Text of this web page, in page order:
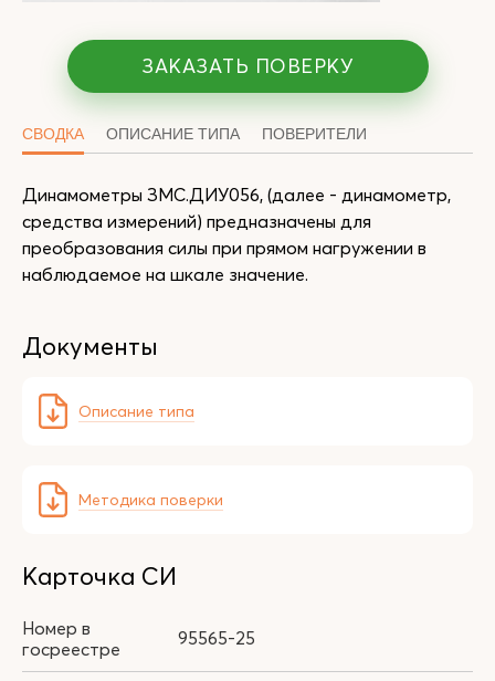
ЗАКАЗАТЬ ПОВЕРКУ
СВОДКА ОПИСАНИЕ ТИПА ПОВЕРИТЕЛИ
Динамометры ЗМС.ДИУ056, (далее - динамометр,
средства измерений) предназначены для
преобразования силы при прямом нагружении в
наблюдаемое на шкале значение.
Документы
Описание типа
Методика поверки
Карточка СИ
Номер в
госреестре
95565-25